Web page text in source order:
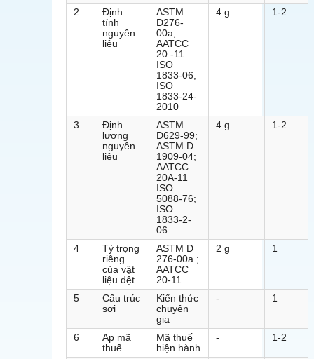
2
Định
tính
nguyên
liệu
ASTM
D276-
00a;
AATCC
20 -11
ISO
1833-06;
ISO
1833-24-
2010
4 g 1-2
3
Định
lượng
nguyên
liệu
ASTM
D629-99;
ASTM D
1909-04;
AATCC
20A-11
ISO
5088-76;
ISO
1833-2-
06
4 g 1-2
4
Tỷ trọng
riêng
của vật
liệu dệt
ASTM D
276-00a ;
AATCC
20-11
2 g 1
5
Cấu trúc
sợi
Kiến thức
chuyên
gia
- 1
6
Ap mã
thuế
Mã thuế
hiện hành
- 1-2